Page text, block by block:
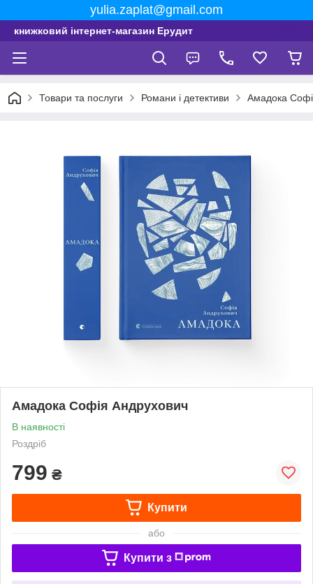
yulia.zaplat@gmail.com
книжковий інтернет-магазин Ерудит
Товари та послуги Романи і детективи Амадока
Амадока Софія Андрухович
В наявності
Роздріб
799 ₴
Купити
або
Купити з